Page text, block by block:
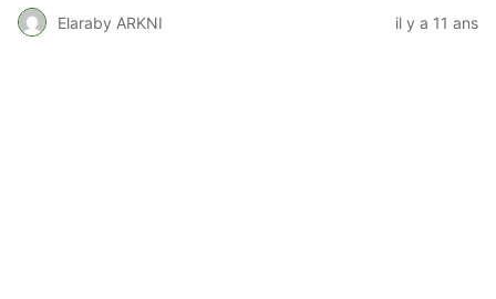
Elaraby ARKNI il y a 11 ans